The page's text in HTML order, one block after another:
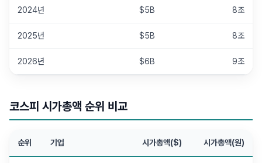
2024년 $5B 8조
2025년 $5B 8조
2026년 $6B 9조
코스피 시가총액 순위 비교
순위 기업 시가총액($) 시가총액(원)